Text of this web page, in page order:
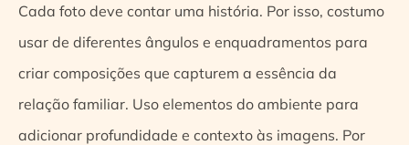
Cada foto deve contar uma história. Por isso, costumo
usar de diferentes ângulos e enquadramentos para
criar composições que capturem a essência da
relação familiar. Uso elementos do ambiente para
adicionar profundidade e contexto às imagens. Por